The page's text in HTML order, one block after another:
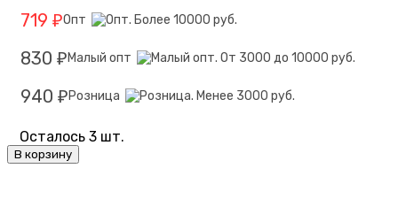
719 ₽Опт
830 ₽ Малый опт
940 ₽ Розница
Осталось 3 шт.
В корзину